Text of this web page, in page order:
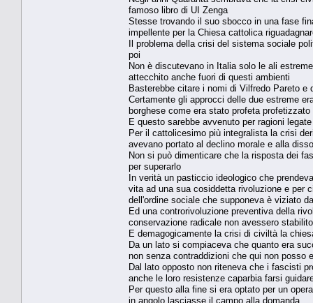
famoso libro di UI Zenga
Stesse trovando il suo sbocco in una fase
impellente per la Chiesa cattolica
Il problema della crisi del sistema sociale
poi
Non è discutevano in Italia solo le ali
attecchito anche fuori di questi ambienti
Basterebbe citare i nomi di Vilfredo Pareto e
Certamente gli approcci delle due estreme
borghese come era stato profeta profetizzato
E questo sarebbe avvenuto per ragioni
Per il cattolicesimo più integralista la crisi
avevano portato al declino morale e alla
Non si può dimenticare che la risposta dei
per superarlo
In verità un pasticcio ideologico che
vita ad una sua cosiddetta rivoluzione e per
dell'ordine sociale che supponeva è viziato
Ed una controrivoluzione preventiva della
conservazione radicale non avessero
E demagogicamente la crisi di civiltà la
Da un lato si compiaceva che quanto era
non senza contraddizioni che qui non posso
Dal lato opposto non riteneva che i fascisti
anche le loro resistenze caparbia farsi
Per questo alla fine si era optato per un
in angolo lasciasse il campo alla domanda